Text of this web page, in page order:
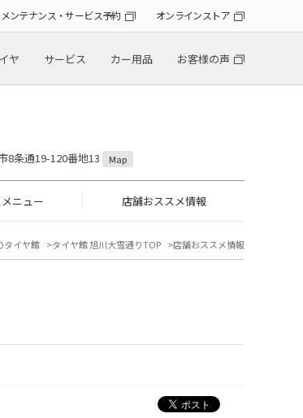
メンテナンス・サービス予約 オンラインストア
ヤ サービス カー用品 お客様の声
8条通19-120番地13 Map
ニュー 店舗おススメ情報
タイヤ館 タイヤ館 旭川大雪通りTOP 店舗おススメ情報